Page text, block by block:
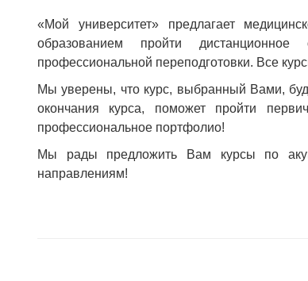
«Мой университет» предлагает
образованием пройти
профессиональной переподготовки. Все
Мы уверены, что курс, выбранный Вами,
окончания курса, поможет пройти
профессиональное портфолио!
Мы рады предложить Вам курсы по
направлениям!